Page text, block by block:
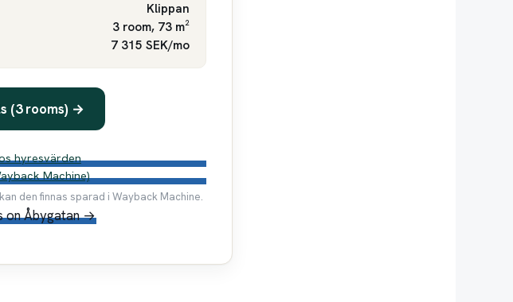
Klippan
3 room, 73 m²
7 315 SEK/mo
(3 rooms) →
hyresvärden
Machine)
den finnas sparad i Wayback Machine.
on Åbygatan →